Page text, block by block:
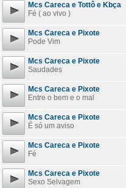
Mcs Careca e Tottô e Kbça
Fé ( ao vivo )
Mcs Careca e Pixote
Pode Vim
Mcs Careca e Pixote
Saudades
Mcs Careca e Pixote
Entre o bem e o mal
Mcs Careca e Pixote
É só um aviso
Mcs Careca e Pixote
Fé
Mcs Careca e Pixote
Sexo Selvagem